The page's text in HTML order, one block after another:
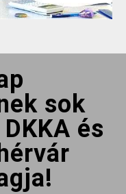
sok
és